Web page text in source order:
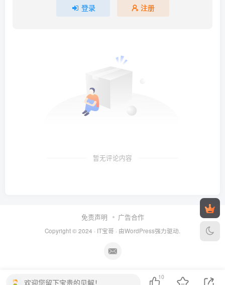
登录 注册
暂无评论内容
免责声明 广告合作
Copyright © 2024 · IT宝哥 · 由WordPress强力驱动.
欢迎您留下宝贵的见解！
10